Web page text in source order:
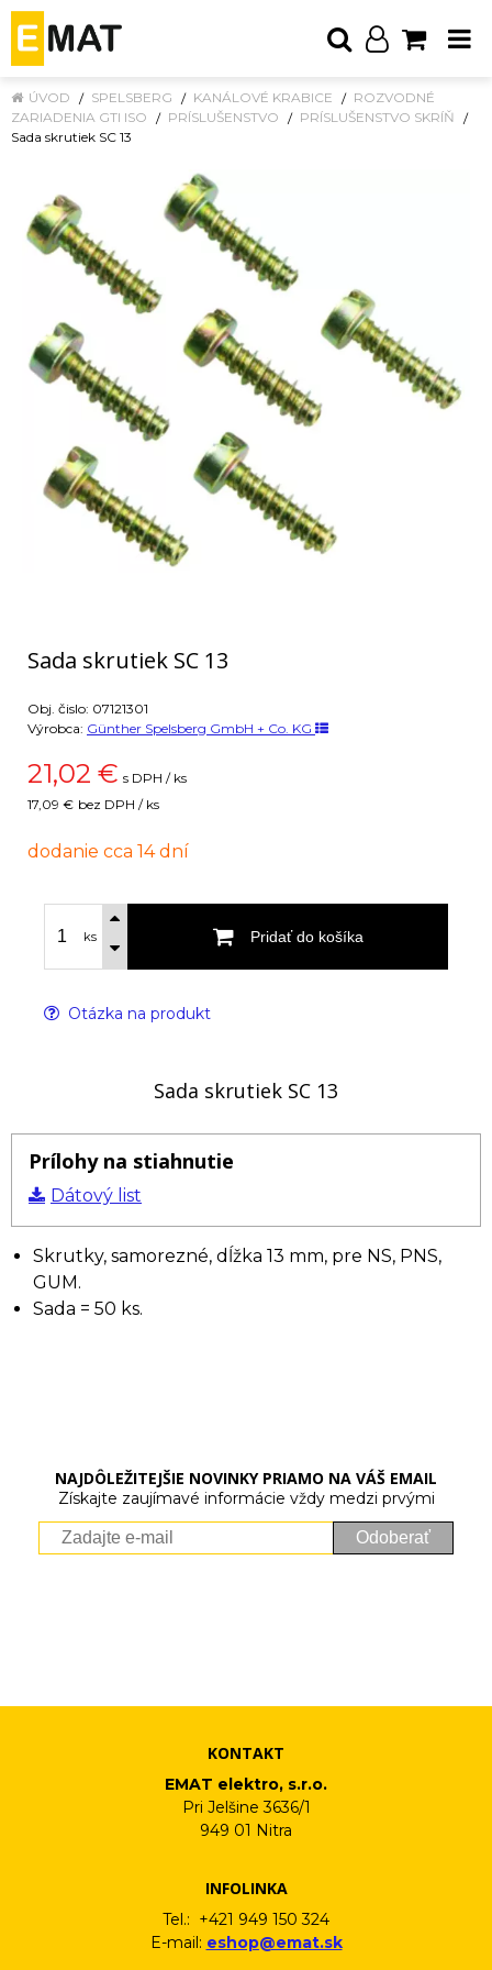
ÚVOD SPELSBERG KANÁLOVÉ KRABICE
ROZVODNÉ
ZARIADENIA GTI ISO
PRÍSLUŠENSTVO
PRÍSLUŠENSTVO SKRÍŇ
Sada skrutiek SC 13
Sada skrutiek SC 13
Obj. čislo: 07121301
Výrobca: Günther Spelsberg GmbH + Co. KG
21,02 € s DPH / ks
17,09 € bez DPH / ks
dodanie cca 14 dní
ks Pridať do košíka
Otázka na produkt
Sada skrutiek SC 13
Prílohy na stiahnutie
Dátový list
Skrutky, samorezné, dĺžka 13 mm, pre NS, PNS,
GUM.
Sada = 50 ks.
NAJDÔLEŽITEJŠIE NOVINKY PRIAMO NA VÁŠ EMAIL
Získajte zaujímavé informácie vždy medzi prvými
Odoberať
KONTAKT
EMAT elektro, s.r.o.
Pri Jelšine 3636/1
949 01 Nitra
INFOLINKA
Tel.: +421 949 150 324
E-mail: eshop@emat.sk